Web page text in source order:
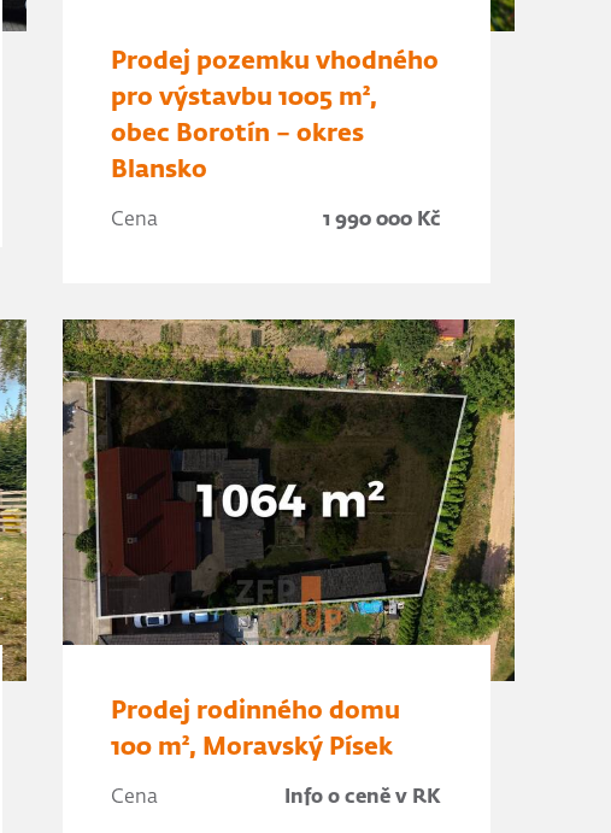
Prodej pozemku vhodného
pro výstavbu 1005 m²,
obec Borotín – okres
Blansko
Cena 1 990 000 Kč
Prodej rodinného domu
100 m², Moravský Písek
Cena Info o ceně v RK